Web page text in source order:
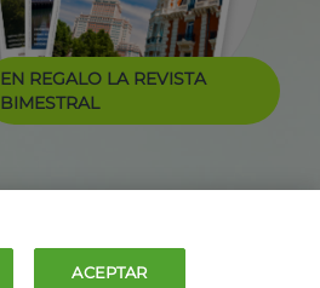
EN REGALO LA REVISTA
BIMESTRAL
ACEPTAR